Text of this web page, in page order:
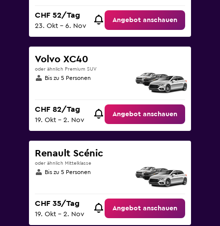
CHF 52/Tag
23. Okt – 6. Nov
Angebot anschauen
Volvo XC40
oder ähnlich Premium SUV
Bis zu 5 Personen
CHF 82/Tag
19. Okt – 2. Nov
Angebot anschauen
Renault Scénic
oder ähnlich Mittelklasse
Bis zu 5 Personen
CHF 35/Tag
19. Okt – 2. Nov
Angebot anschauen